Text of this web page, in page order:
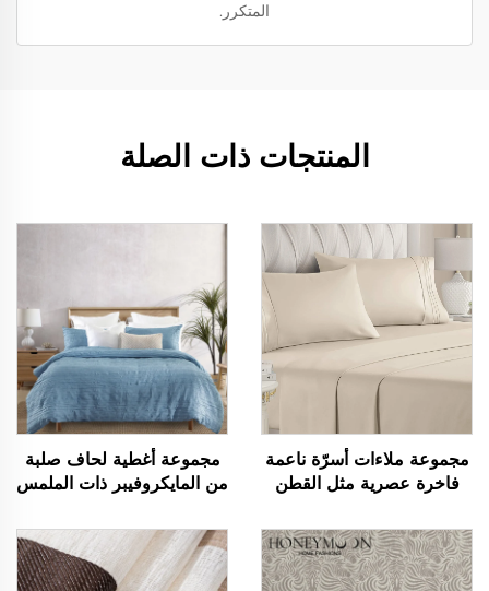
المتكرر.
المنتجات ذات الصلة
مجموعة ملاءات أسرّة ناعمة
فاخرة عصرية مثل القطن
من المايكروفيبر ذات ألوان
ثابتة مناسبة لجميع الفصول
مجموعة أغطية لحاف صلبة
من المايكروفيبر ذات الملمس
مباشرة مميزة تباع بسرعة
كبيرة